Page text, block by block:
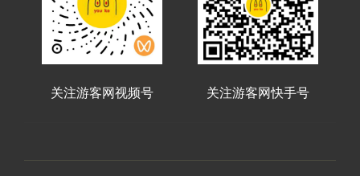
关注游客网视频号 关注游客网快手号